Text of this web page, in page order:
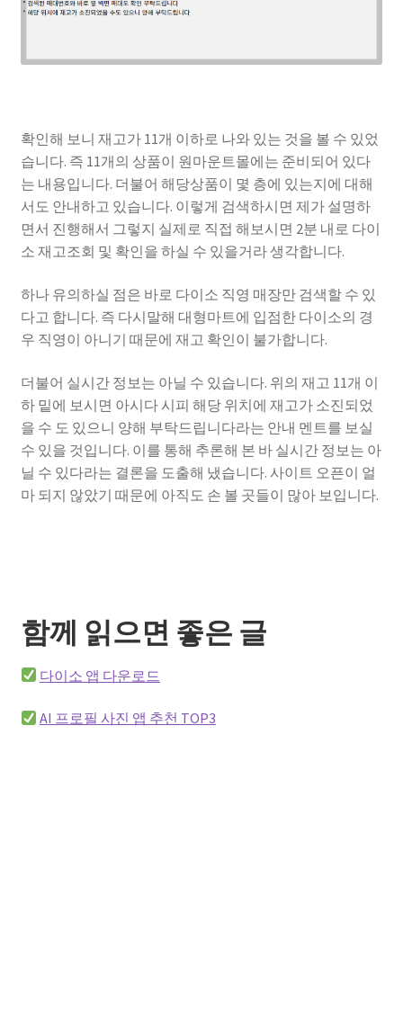
확인해 보니 재고가 11개 이하로 나와 있는 것을 볼 수 있었
습니다. 즉 11개의 상품이 원마운트몰에는 준비되어 있다
는 내용입니다. 더불어 해당상품이 몇 층에 있는지에 대해
서도 안내하고 있습니다. 이렇게 검색하시면 제가 설명하
면서 진행해서 그렇지 실제로 직접 해보시면 2분 내로 다이
소 재고조회 및 확인을 하실 수 있을거라 생각합니다.
하나 유의하실 점은 바로 다이소 직영 매장만 검색할 수 있
다고 합니다. 즉 다시말해 대형마트에 입점한 다이소의 경
우 직영이 아니기 때문에 재고 확인이 불가합니다.
더불어 실시간 정보는 아닐 수 있습니다. 위의 재고 11개 이
하 밑에 보시면 아시다 시피 해당 위치에 재고가 소진되었
을 수 도 있으니 양해 부탁드립니다라는 안내 멘트를 보실
수 있을 것입니다. 이를 통해 추론해 본 바 실시간 정보는 아
닐 수 있다라는 결론을 도출해 냈습니다. 사이트 오픈이 얼
마 되지 않았기 때문에 아직도 손 볼 곳들이 많아 보입니다.
함께 읽으면 좋은 글
다이소 앱 다운로드
AI 프로필 사진 앱 추천 TOP3